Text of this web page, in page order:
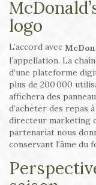
logo
L’accord avec
l’appellation. La
d’une plateforme
plus de 200 000
affichera des
d’acheter des repas
directeur marketing
partenariat nous
conservant l’âme du